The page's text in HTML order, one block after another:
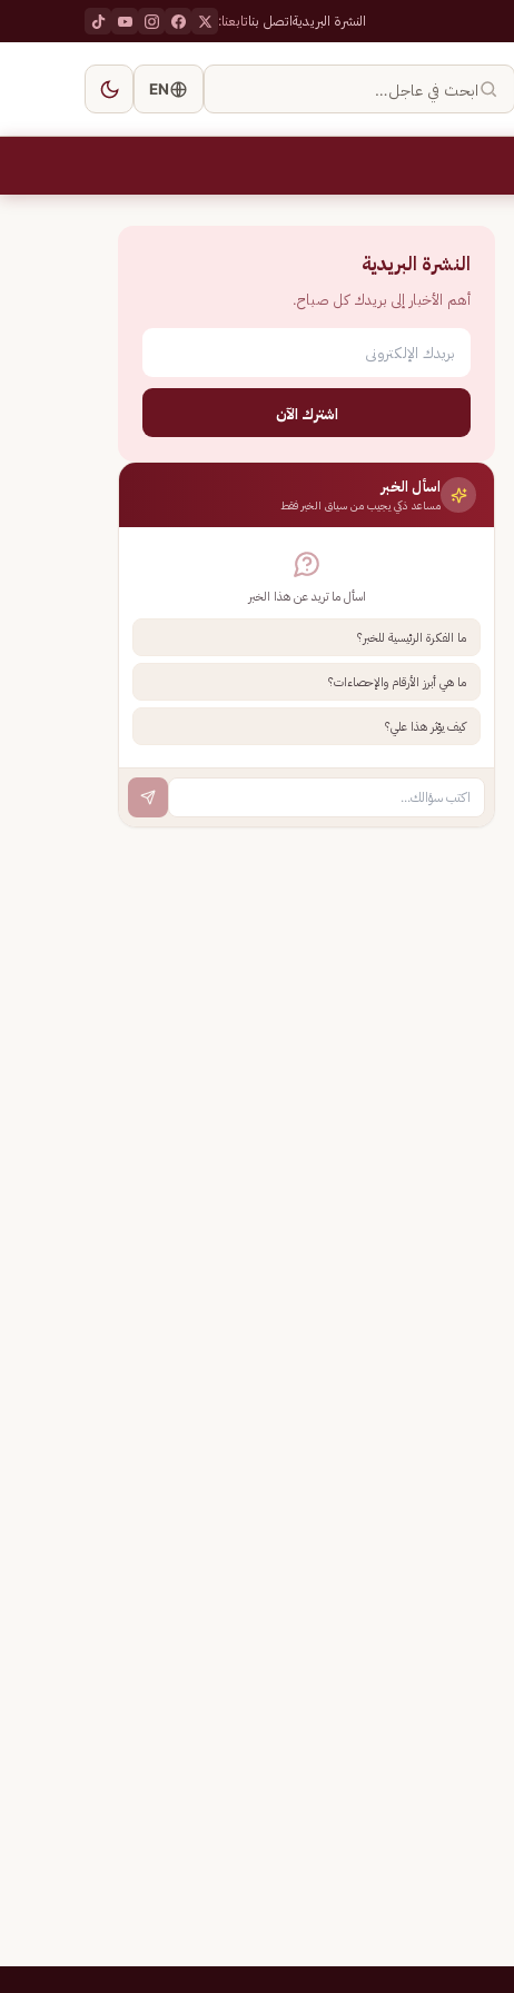
النشرة البريديةاتصل بناتابعنا:
ابحث في عاجل… EN
النشرة البريدية
أهم الأخبار إلى بريدك كل صباح.
اشترك الآن
اسأل الخبر
مساعد ذكي يجيب من سياق الخبر فقط
اسأل ما تريد عن هذا الخبر
ما الفكرة الرئيسية للخبر؟
ما هي أبرز الأرقام والإحصاءات؟
كيف يؤثر هذا علي؟